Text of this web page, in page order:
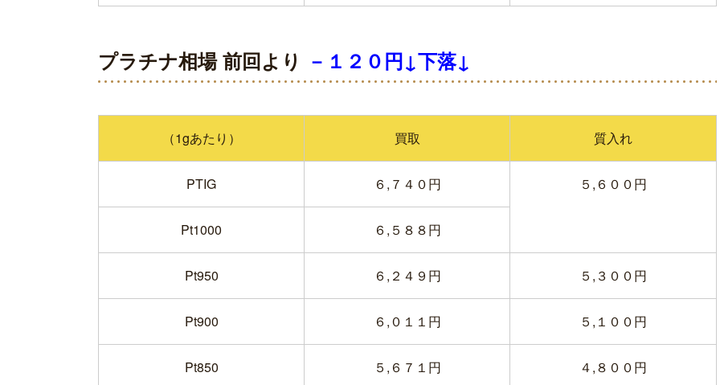
プラチナ相場 前回より －１２０円↓下落↓
（1gあたり） 買取 質入れ
PTIG ６,７４０円 ５,６００円
Pt1000 ６,５８８円
Pt950 ６,２４９円 ５,３００円
Pt900 ６,０１１円 ５,１００円
Pt850 ５,６７１円 ４,８００円